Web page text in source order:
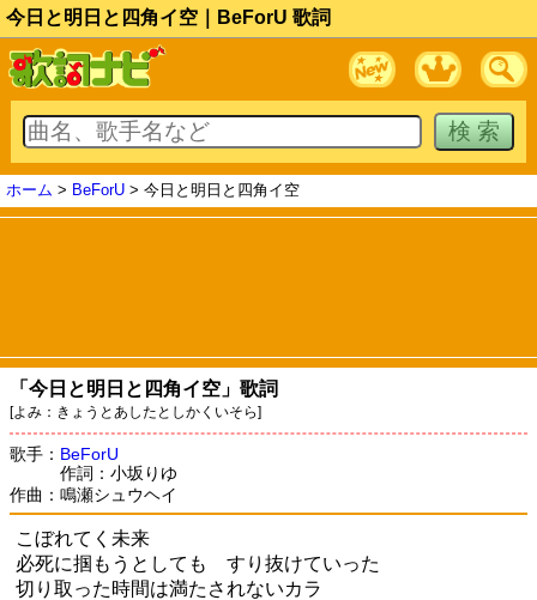
今日と明日と四角イ空｜BeForU 歌詞
ホーム > BeForU > 今日と明日と四角イ空
「今日と明日と四角イ空」歌詞
[よみ：きょうとあしたとしかくいそら]
歌手： BeForU
作詞：小坂りゆ
作曲：鳴瀬シュウヘイ
こぼれてく未来
必死に掴もうとしても すり抜けていった
切り取った時間は満たされないカラ